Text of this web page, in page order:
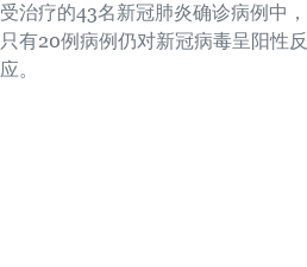
受治疗的43名新冠肺炎确诊病例中，
只有20例病例仍对新冠病毒呈阳性反
应。